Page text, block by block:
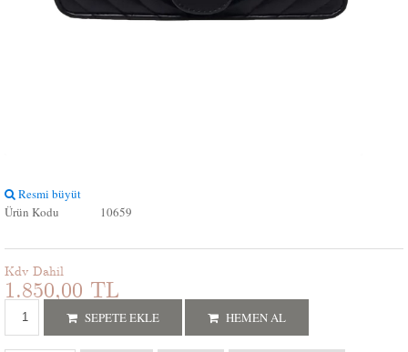
Resmi büyüt
Ürün Kodu
10659
Kdv Dahil
1.850,00 TL
SEPETE EKLE HEMEN AL